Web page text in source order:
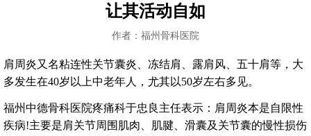
让其活动自如
作者：福州骨科医院
肩周炎又名粘连性关节囊炎、冻结肩、露肩风、五十肩等，大
多发生在40岁以上中老年人，尤其以50岁左右多见。
福州中德骨科医院疼痛科于忠良主任表示：肩周炎本是自限性
疾病!主要是肩关节周围肌肉、肌腱、滑囊及关节囊的慢性损伤